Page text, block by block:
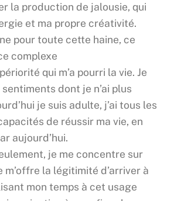
la production de jalousie, qui
et ma propre créativité.
pour toute cette haine, ce
complexe
qui m’a pourri la vie. Je
dont je n’ai plus
je suis adulte, j’ai tous les
de réussir ma vie, en
aujourd’hui.
je me concentre sur
la légitimité d’arriver à
mon temps à cet usage